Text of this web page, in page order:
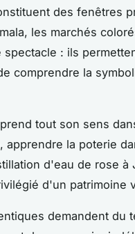
des fenêtres
les marchés
: ils
comprendre la
tout son sens
apprendre la poterie
d'eau de rose à
d'un patrimoine
demandent du